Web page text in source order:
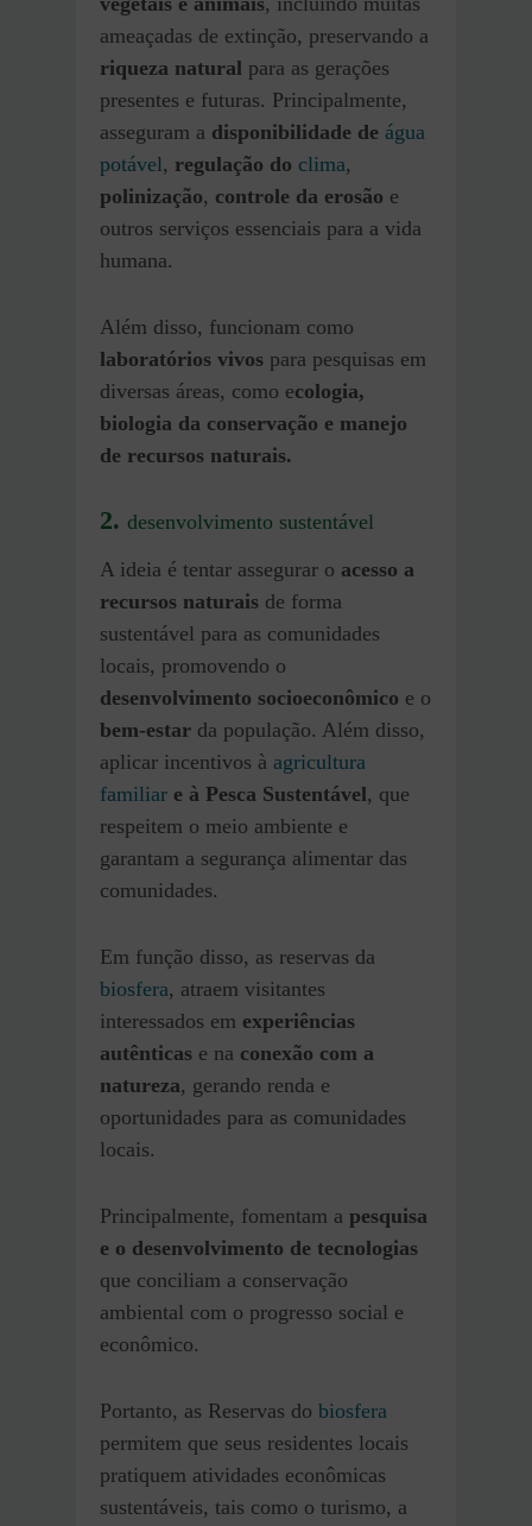
ameaçadas de extinção, preservando a
riqueza natural para as gerações
presentes e futuras. Principalmente,
asseguram a disponibilidade de água
potável, regulação do clima,
polinização, controle da erosão e
outros serviços essenciais para a vida
humana.
Além disso, funcionam como
laboratórios vivos para pesquisas em
diversas áreas, como ecologia,
biologia da conservação e manejo
de recursos naturais.
2. desenvolvimento sustentável
A ideia é tentar assegurar o acesso a
recursos naturais de forma
sustentável para as comunidades
locais, promovendo o
desenvolvimento socioeconômico e o
bem-estar da população. Além disso,
aplicar incentivos à agricultura
familiar e à Pesca Sustentável, que
respeitem o meio ambiente e
garantam a segurança alimentar das
comunidades.
Em função disso, as reservas da
biosfera, atraem visitantes
interessados em experiências
autênticas e na conexão com a
natureza, gerando renda e
oportunidades para as comunidades
locais.
Principalmente, fomentam a pesquisa
e o desenvolvimento de tecnologias
que conciliam a conservação
ambiental com o progresso social e
econômico.
Portanto, as Reservas do biosfera
permitem que seus residentes locais
pratiquem atividades econômicas
sustentáveis, tais como o turismo, a